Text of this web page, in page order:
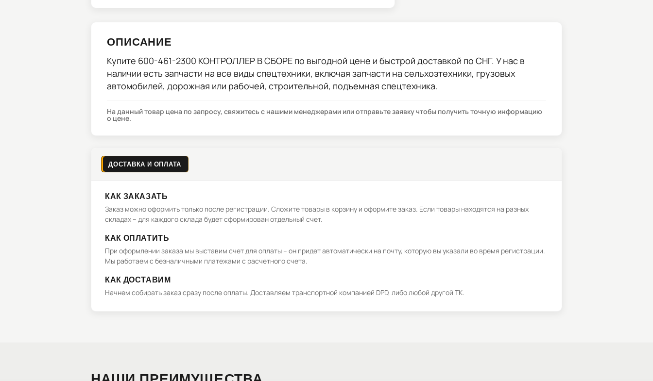
ОПИСАНИЕ
Купите 600-461-2300 КОНТРОЛЛЕР В СБОРЕ по выгодной цене и быстрой доставкой по СНГ. У нас в
наличии есть запчасти на все виды спецтехники, включая запчасти на сельхозтехники, грузовых
автомобилей, дорожная или рабочей, строительной, подъемная спецтехника.
На данный товар цена по запросу, свяжитесь с нашими менеджерами или отправьте заявку чтобы получить точную информацию
о цене.
ДОСТАВКА И ОПЛАТА
КАК ЗАКАЗАТЬ
Заказ можно оформить только после регистрации. Сложите товары в корзину и оформите заказ. Если товары находятся на разных
складах – для каждого склада будет сформирован отдельный счет.
КАК ОПЛАТИТЬ
При оформлении заказа мы выставим счет для оплаты – он придет автоматически на почту, которую вы указали во время регистрации.
Мы работаем с безналичными платежами с расчетного счета.
КАК ДОСТАВИМ
Начнем собирать заказ сразу после оплаты. Доставляем транспортной компанией DPD, либо любой другой ТК.